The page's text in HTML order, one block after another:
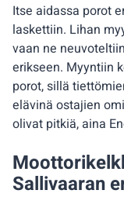
Itse aidassa porot
laskettiin. Lihan
vaan ne
erikseen. Myyntiin
porot, sillä
elävinä ostajien
olivat pitkiä, aina
Sallivaaran